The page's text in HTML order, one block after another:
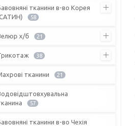
тканини в-во Корея
58
х/б 21
38
тканини 21
57
тканини в-во Чехія